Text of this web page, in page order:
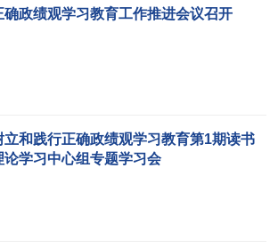
政绩观学习教育工作推进会议召开
和践行正确政绩观学习教育第1期读书
学习中心组专题学习会